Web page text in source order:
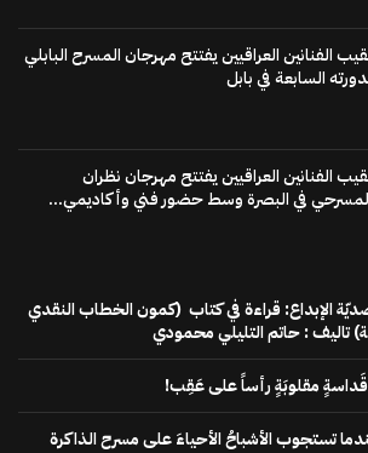
الفنانين العراقيين يفتتح مهرجان المسرح البابلي
السابعة في بابل
الفنانين العراقيين يفتتح مهرجان نظران
في البصرة وسط حضور فني وأكاديمي...
الإبداع: قراءة في كتاب (كمون الخطاب النقدي
تاليف : حاتم التليلي محمودي
مقلوبَةٍ رأساً على عَقِب!
تستجوب الأشباحُ الأحياءَ على مسرح الذاكرة